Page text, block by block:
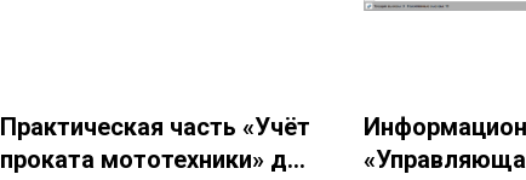
Практическая часть «Учёт
проката мототехники» для